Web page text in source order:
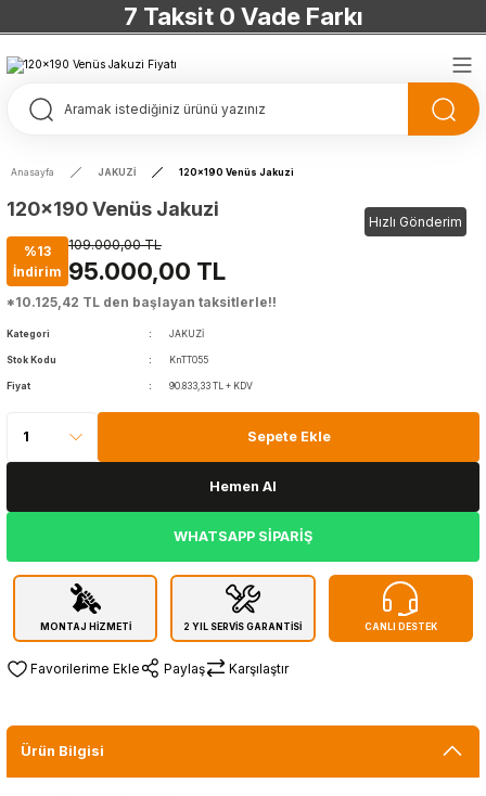
7 Taksit 0 Vade Farkı
TÜRKİYE’NİN HERYERİNE ÜCRETSİZ KARGO
TÜRKİYE’NİN HERYERİNE ÜCRETSİZ KARGO
Anasayfa JAKUZİ 120x190 Venüs Jakuzi
Hızlı Gönderim
120x190 Venüs Jakuzi
%13
İndirim
109.000,00 TL
95.000,00 TL
*10.125,42 TL den başlayan taksitlerle!!
Kategori JAKUZİ
Stok Kodu KnTT055
Fiyat 90.833,33 TL + KDV
Sepete Ekle
Hemen Al
WHATSAPP SİPARİŞ
MONTAJ HİZMETİ 2 YIL SERVİS GARANTİSİ CANLI DESTEK
Paylaş Karşılaştır
Ürün Bilgisi